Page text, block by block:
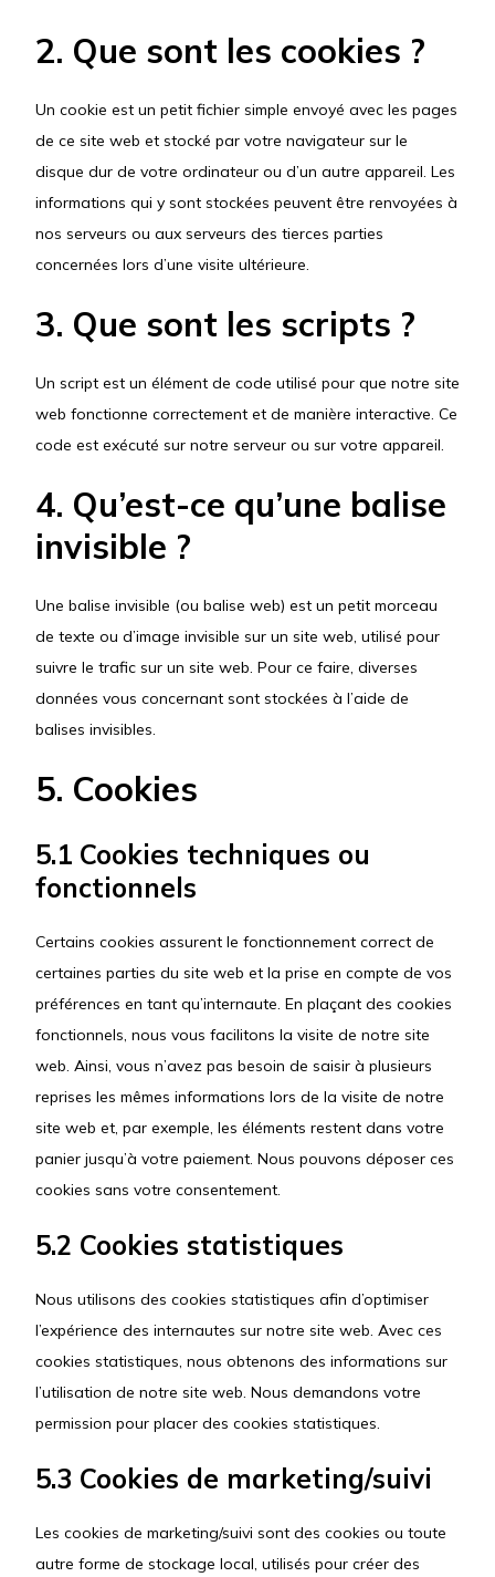
2. Que sont les cookies ?
Un cookie est un petit fichier simple envoyé avec les pages
de ce site web et stocké par votre navigateur sur le
disque dur de votre ordinateur ou d’un autre appareil. Les
informations qui y sont stockées peuvent être renvoyées à
nos serveurs ou aux serveurs des tierces parties
concernées lors d’une visite ultérieure.
3. Que sont les scripts ?
Un script est un élément de code utilisé pour que notre site
web fonctionne correctement et de manière interactive. Ce
code est exécuté sur notre serveur ou sur votre appareil.
4. Qu’est-ce qu’une balise
invisible ?
Une balise invisible (ou balise web) est un petit morceau
de texte ou d’image invisible sur un site web, utilisé pour
suivre le trafic sur un site web. Pour ce faire, diverses
données vous concernant sont stockées à l’aide de
balises invisibles.
5. Cookies
5.1 Cookies techniques ou
fonctionnels
Certains cookies assurent le fonctionnement correct de
certaines parties du site web et la prise en compte de vos
préférences en tant qu’internaute. En plaçant des cookies
fonctionnels, nous vous facilitons la visite de notre site
web. Ainsi, vous n’avez pas besoin de saisir à plusieurs
reprises les mêmes informations lors de la visite de notre
site web et, par exemple, les éléments restent dans votre
panier jusqu’à votre paiement. Nous pouvons déposer ces
cookies sans votre consentement.
5.2 Cookies statistiques
Nous utilisons des cookies statistiques afin d’optimiser
l’expérience des internautes sur notre site web. Avec ces
cookies statistiques, nous obtenons des informations sur
l’utilisation de notre site web. Nous demandons votre
permission pour placer des cookies statistiques.
5.3 Cookies de marketing/suivi
Les cookies de marketing/suivi sont des cookies ou toute
autre forme de stockage local, utilisés pour créer des